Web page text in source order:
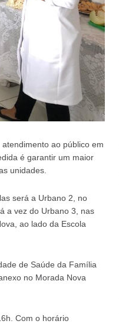
ao público em
é garantir um maior
unidades.
será a Urbano 2, no
a vez do Urbano 3, nas
ao lado da Escola
de Saúde da Família
no Morada Nova
Com o horário